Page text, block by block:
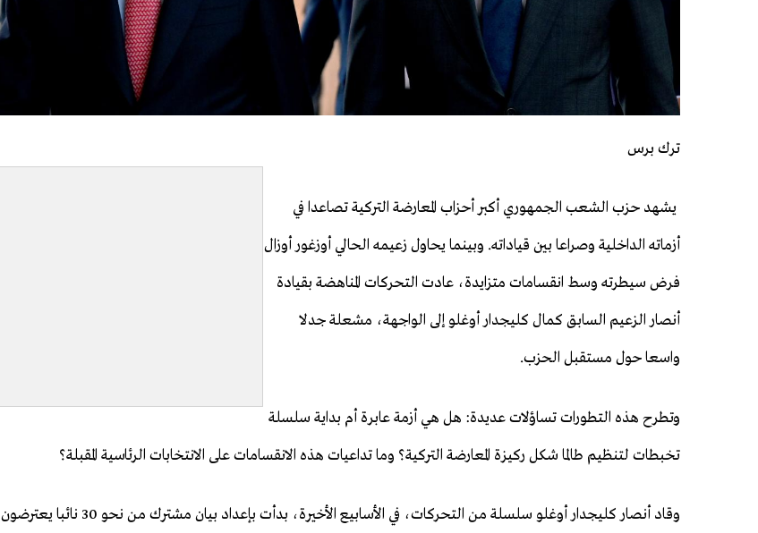
ترك برس
يشهد حزب الشعب الجمهوري أكبر أحزاب المعارضة التركية تصاعدا في
أزماته الداخلية وصراعا بين قياداته. وبينما يحاول زعيمه الحالي أوزغور أوزال
فرض سيطرته وسط انقسامات متزايدة، عادت التحركات المناهضة بقيادة
أنصار الزعيم السابق كمال كليجدار أوغلو إلى الواجهة، مشعلة جدلا
واسعا حول مستقبل الحزب.
وتطرح هذه التطورات تساؤلات عديدة: هل هي أزمة عابرة أم بداية سلسلة
تخبطات لتنظيم طالما شكل ركيزة المعارضة التركية؟ وما تداعيات هذه الانقسامات على الانتخابات الرئاسية المقبلة؟
وقاد أنصار كليجدار أوغلو سلسلة من التحركات، في الأسابيع الأخيرة، بدأت بإعداد بيان مشترك من نحو 30 نائبا يعترضون